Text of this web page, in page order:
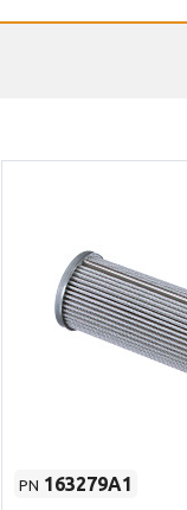
PN 163279A1